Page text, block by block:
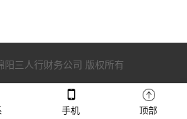
三人行财务公司 版权所有
手机 顶部